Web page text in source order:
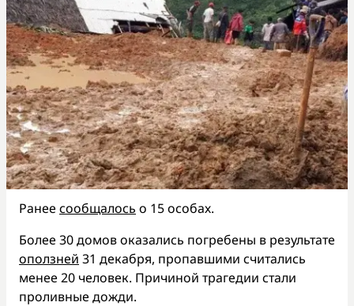
Ранее сообщалось о 15 особах.
Более 30 домов оказались погребены в результате
оползней 31 декабря, пропавшими считались
менее 20 человек. Причиной трагедии стали
проливные дожди.